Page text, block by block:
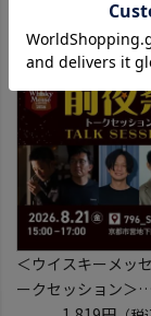
ウイスキー テネシ
長S
2,080円（税
＜ウイスキーメッ
ークセッション＞